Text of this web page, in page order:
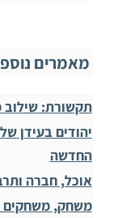
מאמרים
תקשורת: שילוב
יהודים בעידן
החדשה
אוכל, חברה
משחק, משחקים